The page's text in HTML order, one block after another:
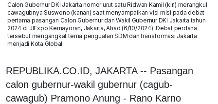
Calon Gubernur DKI Jakarta nomor urut satu Ridwan Kamil (kiri) merangkul
cawagubnya Suswono (kanan) saat menyampaikan visi misi pada debat
pertama pasangan Calon Gubernur dan Wakil Gubernur DKI Jakarta tahun
2024 di JIExpo Kemayoran, Jakarta, Ahad (6/10/2024). Debat perdana
tersebut mengangkat tema penguatan SDM dan transformasi Jakarta
menjadi Kota Global.
REPUBLIKA.CO.ID, JAKARTA -- Pasangan
calon gubernur-wakil gubernur (cagub-
cawagub) Pramono Anung - Rano Karno